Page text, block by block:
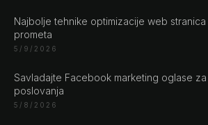
Najbolje tehnike optimizacije web
prometa
5/9/2026
Savladajte Facebook marketing oglase
poslovanja
5/8/2026